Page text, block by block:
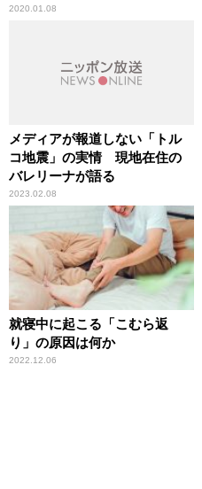
2020.01.08
メディアが報道しない「トル
コ地震」の実情 現地在住の
バレリーナが語る
2023.02.08
就寝中に起こる「こむら返
り」の原因は何か
2022.12.06